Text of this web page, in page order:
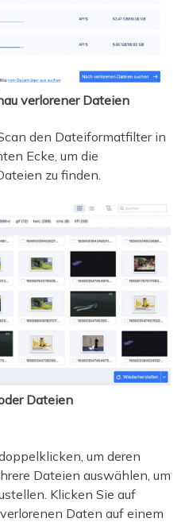
verlorener Dateien
den Dateiformatfilter in
Ecke, um die
zu finden.
Dateien
um deren
Dateien auswählen, um
Klicken Sie auf
Daten auf einem